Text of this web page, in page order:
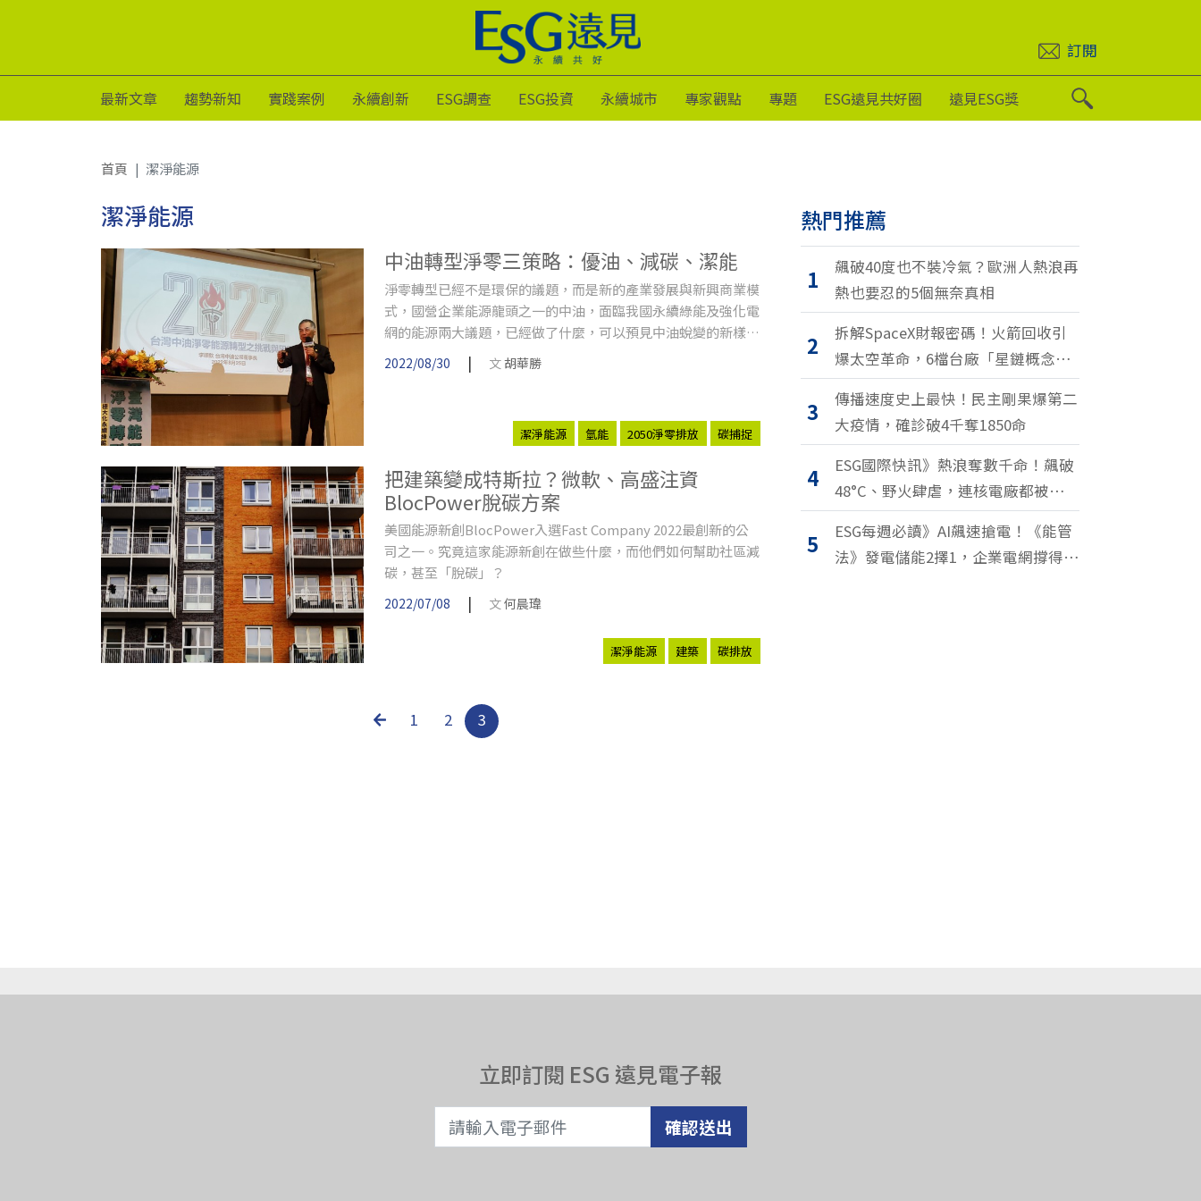
訂閱
最新文章 趨勢新知 實踐案例 永續創新 ESG調查 ESG投資 永續城市 專家觀點 專題 ESG遠見共好圈 遠見ESG獎
首頁 潔淨能源
潔淨能源
中油轉型淨零三策略：優油、減碳、潔能
淨零轉型已經不是環保的議題，而是新的產業發展與新興商業模
式，國營企業能源龍頭之一的中油，面臨我國永續綠能及強化電
網的能源兩大議題，已經做了什麼，可以預見中油蛻變的新樣
2022/08/30 | 文胡華勝
潔淨能源 氫能 2050淨零排放 碳捕捉
把建築變成特斯拉？微軟、高盛注資
BlocPower脫碳方案
美國能源新創BlocPower入選Fast Company 2022最創新的公
司之一。究竟這家能源新創在做些什麼，而他們如何幫助社區減
碳，甚至「脫碳」？
2022/07/08 | 文何晨瑋
潔淨能源 建築 碳排放
1 2 3
熱門推薦
1
飆破40度也不裝冷氣？歐洲人熱浪再
熱也要忍的5個無奈真相
2
拆解SpaceX財報密碼！火箭回收引
爆太空革命，6檔台廠「星鏈概念
股」搶紅利
3
傳播速度史上最快！民主剛果爆第二
大疫情，確診破4千奪1850命
4
ESG國際快訊》熱浪奪數千命！飆破
48°C、野火肆虐，連核電廠都被逼停
擺
5
ESG每週必讀》AI飆速搶電！《能管
法》發電儲能2擇1，企業電網撐得
立即訂閱 ESG 遠見電子報
確認送出